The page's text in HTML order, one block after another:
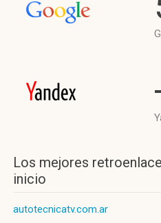
Los mejores
inicio
autotecnicatv.com.ar